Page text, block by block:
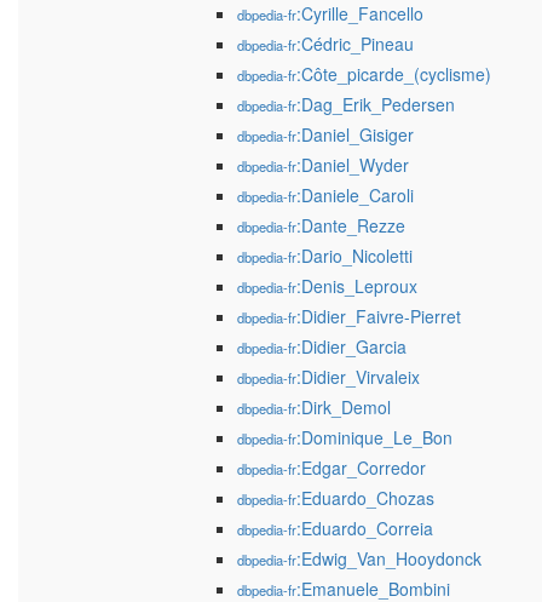
dbpedia-fr:Cyrille_Fancello
dbpedia-fr:Cédric_Pineau
dbpedia-fr:Côte_picarde_(cyclisme)
dbpedia-fr:Dag_Erik_Pedersen
dbpedia-fr:Daniel_Gisiger
dbpedia-fr:Daniel_Wyder
dbpedia-fr:Daniele_Caroli
dbpedia-fr:Dante_Rezze
dbpedia-fr:Dario_Nicoletti
dbpedia-fr:Denis_Leproux
dbpedia-fr:Didier_Faivre-Pierret
dbpedia-fr:Didier_Garcia
dbpedia-fr:Didier_Virvaleix
dbpedia-fr:Dirk_Demol
dbpedia-fr:Dominique_Le_Bon
dbpedia-fr:Edgar_Corredor
dbpedia-fr:Eduardo_Chozas
dbpedia-fr:Eduardo_Correia
dbpedia-fr:Edwig_Van_Hooydonck
dbpedia-fr:Emanuele_Bombini